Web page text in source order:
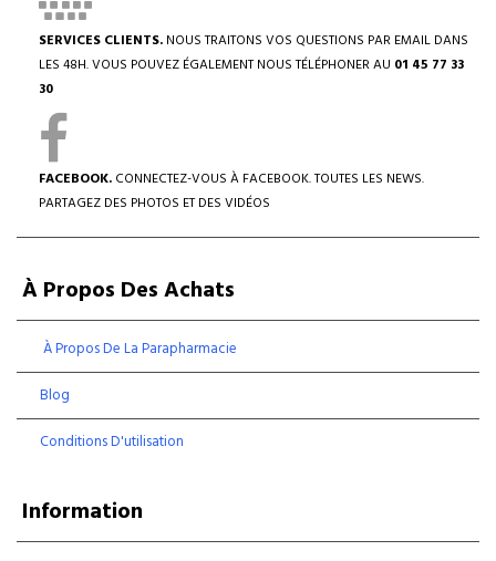
SERVICES CLIENTS. NOUS TRAITONS VOS QUESTIONS PAR EMAIL DANS
LES 48H. VOUS POUVEZ ÉGALEMENT NOUS TÉLÉPHONER AU 01 45 77 33
30
FACEBOOK. CONNECTEZ-VOUS À FACEBOOK. TOUTES LES NEWS.
PARTAGEZ DES PHOTOS ET DES VIDÉOS
À Propos Des Achats
À Propos De La Parapharmacie
Blog
Conditions D'utilisation
Information